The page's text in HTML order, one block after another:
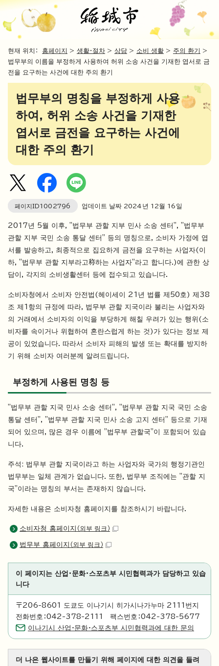
현재 위치： 홈페이지 > 생활・절차 > 상담 > 소비 생활 > 주의 환기
>
법무부의 이름을 부정하게 사용하여 허위 소송 사건을 기재한 엽서로 금
전을 요구하는 사건에 대한 주의 환기
법무부의 명칭을 부정하게 사용
하여, 허위 소송 사건을 기재한
엽서로 금전을 요구하는 사건에
대한 주의 환기
페이지ID1002796 업데이트 날짜 2024 년 12월 16 일
2017년 5월 이후, "법무부 관할 지부 민사 소송 센터", "법무부
관할 지부 국민 소송 통달 센터" 등의 명칭으로, 소비자 가정에 엽
서를 발송하고, 최종적으로 집요하게 금전을 요구하는 사업자(이
하, "법무부 관할 지부라고称하는 사업자"라고 합니다.)에 관한 상
담이, 각지의 소비생활센터 등에 접수되고 있습니다.
소비자청에서 소비자 안전법(헤이세이 21년 법률 제50호) 제38
조 제1항의 규정에 따라, 법무부 관할 지국이라 불리는 사업자와
의 거래에서 소비자의 이익을 부당하게 해칠 우려가 있는 행위(소
비자를 속이거나 위협하여 혼란스럽게 하는 것)가 있다는 정보 제
공이 있었습니다. 따라서 소비자 피해의 발생 또는 확대를 방지하
기 위해 소비자 여러분께 알려드립니다.
부정하게 사용된 명칭 등
"법무부 관할 지국 민사 소송 센터", "법무부 관할 지국 국민 소송
통달 센터", "법무부 관할 지국 민사 소송 고지 센터" 등으로 기재
되어 있으며, 많은 경우 이름에 "법무부 관할국"이 포함되어 있습
니다.
주석: 법무부 관할 지국이라고 하는 사업자와 국가의 행정기관인
법무부는 일체 관계가 없습니다. 또한, 법무부 조직에는 "관할 지
국"이라는 명칭의 부서는 존재하지 않습니다.
자세한 내용은 소비자청 홈페이지를 참조하시기 바랍니다.
소비자청 홈페이지 （외부 링크）
법무부 홈페이지 （외부 링크）
이 페이지는 산업·문화·스포츠부 시민협력과가 담당하고 있습
니다
〒206-8601 도쿄도 이나기시 히가시나가누마 2111번지
전화번호：042-378-2111 팩스번호：042-378-5677
이나기시 산업·문화·스포츠부 시민협력과에 대한 문의
더 나은 웹사이트를 만들기 위해 페이지에 대한 의견을 들려